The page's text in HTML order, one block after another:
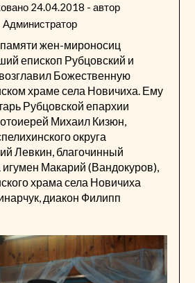
24.04.2018 - автор
Администратор
жен-мироносиц
епископ Рубцовский и
Божественную
храме села Новичиха. Ему
Рубцовской епархии
Михаил Кизюн,
округа
Левкин, благочинный
игумен Макарий (Вандокуров),
храма села Новичиха
диакон Филипп